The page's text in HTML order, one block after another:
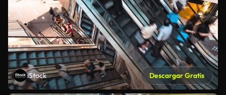
iStock Descargar Gratis